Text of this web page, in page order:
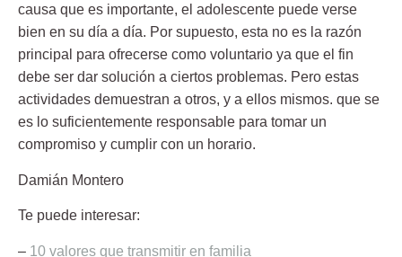
causa que es importante, el adolescente puede verse
bien en su día a día. Por supuesto, esta no es la razón
principal para ofrecerse como voluntario ya que el fin
debe ser dar solución a ciertos problemas. Pero estas
actividades demuestran a otros, y a ellos mismos. que se
es lo suficientemente responsable para tomar un
compromiso y cumplir con un horario.
Damián Montero
Te puede interesar:
– 10 valores que transmitir en familia